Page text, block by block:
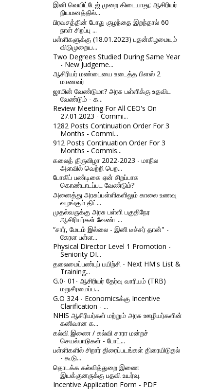
இனி வெயிட்டேஜ் முறை கிடையாது; ஆசிரியர்
நியமனத்தில்...
பிரவசத்தின் போது குழந்தை இறந்தால் 60
நாள் சிறப்பு ...
பள்ளிகளுக்கு (18.01.2023) புதன்கிழமையும்
விடுமுறைய...
Two Degrees Studied During Same Year
- New Judgeme...
ஆசிரியர் மண்டையை உடைத்த பிளஸ் 2
மாணவர்
ஜாமின் வேண்டுமா? அரசு பள்ளிக்கு உதவிட
வேண்டும் - க...
Review Meeting For All CEO's On
27.01.2023 - Commi...
1282 Posts Continuation Order For 3
Months - Commi...
912 Posts Continuation Order For 3
Months - Commis...
கலைத் திருவிழா 2022-2023 - மாநில
அளவில் வெற்றி பெற...
போகிப் பண்டிகை ஏன் சிறப்பாக
கொண்டாடப்பட வேண்டும்?
அனைத்து அரசுப்பள்ளிகளிலும் காலை உணவு
வழங்கும் திட்...
முதல்வருக்கு அரசு பள்ளி பகுதிநேர
ஆசிரியர்கள் வேண்ட...
“சார், மேடம் இல்லை - இனி டீச்சர் தான்" -
கேரள பள்ள...
Physical Director Level 1 Promotion -
Seniority DI...
தலைமைப்பண்புப் பயிற்சி - Next HM's List &
Training...
G.0- 01- ஆசிரியர் தேர்வு வாரியம் (TRB)
மறுசீரமைப்ப...
G.O 324 - Economicsக்கு Incentive
Clarification - ...
NHIS ஆசிரியர்கள் மற்றும் அரசு ஊழியர்களின்
கனிவான க...
கல்வி இணை / கல்வி சாரா மன்றச்
செயல்பாடுகள் - போட்...
பள்ளிகளில் சிறார் திரைப்படங்கள் திரையிடுதல்
- கூடு...
தொடக்க கல்வித்துறை இணை
இயக்குனருக்கு பதவி உயர்வு.
Incentive Application Form - PDF